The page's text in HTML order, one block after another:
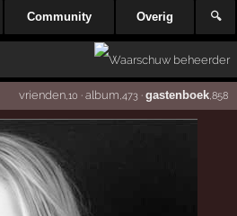
Community Overig 🔍
vrienden,10 · album ,473· gastenboek,858